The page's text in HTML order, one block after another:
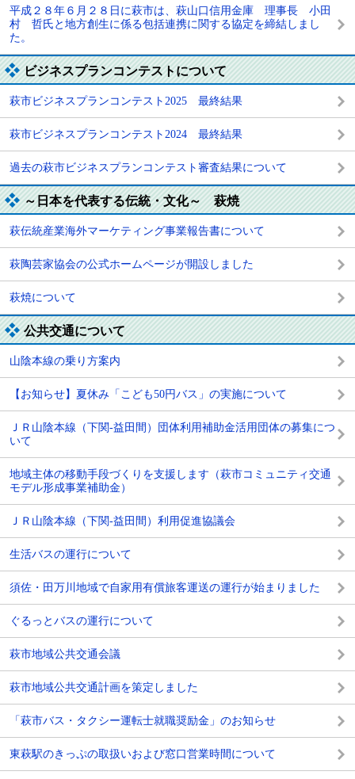
平成２８年６月２８日に萩市は、萩山口信用金庫 理事長 小田
村 哲氏と地方創生に係る包括連携に関する協定を締結しまし
た。
ビジネスプランコンテストについて
萩市ビジネスプランコンテスト2025 最終結果
萩市ビジネスプランコンテスト2024 最終結果
過去の萩市ビジネスプランコンテスト審査結果について
～日本を代表する伝統・文化～ 萩焼
萩伝統産業海外マーケティング事業報告書について
萩陶芸家協会の公式ホームページが開設しました
萩焼について
公共交通について
山陰本線の乗り方案内
【お知らせ】夏休み「こども50円バス」の実施について
ＪＲ山陰本線（下関-益田間）団体利用補助金活用団体の募集につ
いて
地域主体の移動手段づくりを支援します（萩市コミュニティ交通
モデル形成事業補助金）
ＪＲ山陰本線（下関-益田間）利用促進協議会
生活バスの運行について
須佐・田万川地域で自家用有償旅客運送の運行が始まりました
ぐるっとバスの運行について
萩市地域公共交通会議
萩市地域公共交通計画を策定しました
「萩市バス・タクシー運転士就職奨励金」のお知らせ
東萩駅のきっぷの取扱いおよび窓口営業時間について